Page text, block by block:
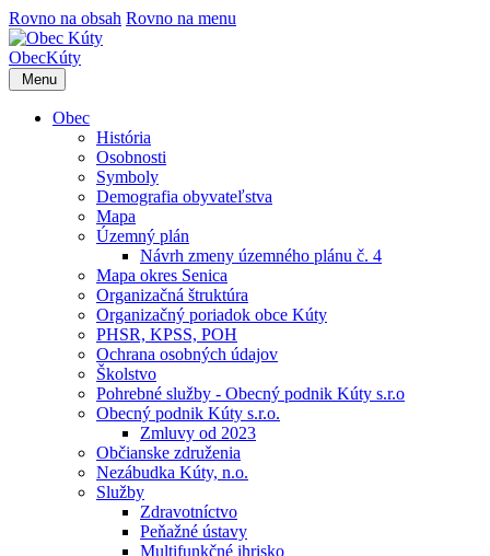
Rovno na obsah Rovno na menu
ObecKúty
Menu
Obec
História
Osobnosti
Symboly
Demografia obyvateľstva
Mapa
Územný plán
Návrh zmeny územného plánu č. 4
Mapa okres Senica
Organizačná štruktúra
Organizačný poriadok obce Kúty
PHSR, KPSS, POH
Ochrana osobných údajov
Školstvo
Pohrebné služby - Obecný podnik Kúty s.r.o
Obecný podnik Kúty s.r.o.
Zmluvy od 2023
Občianske združenia
Nezábudka Kúty, n.o.
Služby
Zdravotníctvo
Peňažné ústavy
Multifunkčné ihrisko